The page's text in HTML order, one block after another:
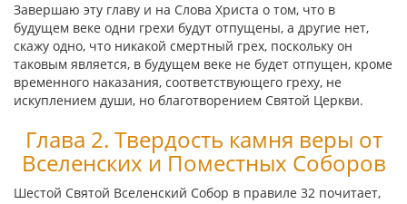
Завершаю эту главу и на Слова Христа о том, что в
будущем веке одни грехи будут отпущены, а другие нет,
скажу одно, что никакой смертный грех, поскольку он
таковым является, в будущем веке не будет отпущен, кроме
временного наказания, соответствующего греху, не
искуплением души, но благотворением Святой Церкви.
Глава 2. Твердость камня веры от
Вселенских и Поместных Соборов
Шестой Святой Вселенский Собор в правиле 32 почитает,